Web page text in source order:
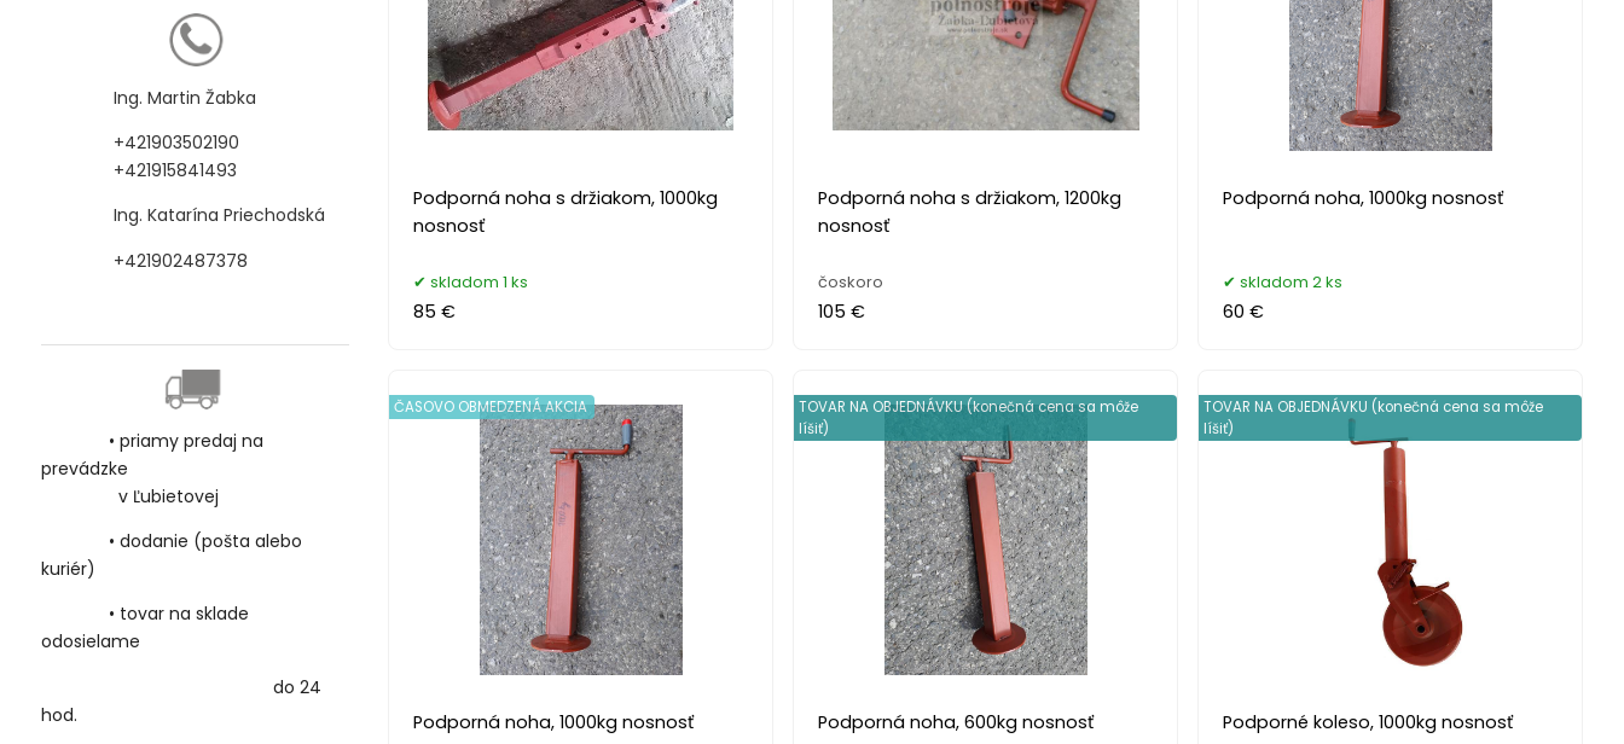
Ing. Martin Žabka
+421903502190
+421915841493
Ing. Katarína Priechodská
+421902487378
• priamy predaj na
prevádzke
v Ľubietovej
• dodanie (pošta alebo
kuriér)
• tovar na sklade
odosielame
do 24
hod.
Podporná noha s držiakom, 1000kg
nosnosť
skladom 1 ks
85 €
Podporná noha s držiakom, 1200kg
nosnosť
čoskoro
105 €
Podporná noha, 1000kg nosnosť
skladom 2 ks
60 €
Podporná noha, 1000kg nosnosť
ČASOVO OBMEDZENÁ AKCIA
Podporná noha, 600kg nosnosť
TOVAR NA OBJEDNÁVKU (konečná cena sa môže
líšiť)
Podporné koleso, 1000kg nosnosť
TOVAR NA OBJEDNÁVKU (konečná cena sa môže
líšiť)